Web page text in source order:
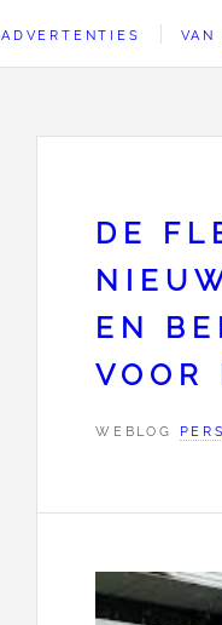
ADVERTENTIES VAN
DE
EN
VOOR
WEBLOG